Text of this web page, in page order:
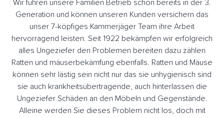
Wir führen unsere Familien Betrieb schon bereits in der 3.
Generation und können unseren Kunden versichern das
unser 7-köpfiges Kammerjäger Team ihre Arbeit
hervorragend leisten. Seit 1922 bekämpfen wir erfolgreich
alles Ungeziefer den Problemen bereiten dazu zählen
Ratten und mäuserbekämfung ebenfalls. Ratten und Mäuse
können sehr lästig sein nicht nur das sie unhygienisch sind
sie auch krankheitsübertragende, auch hinterlassen die
Ungeziefer Schäden an den Möbeln und Gegenstände.
Alleine werden Sie dieses Problem nicht los, doch mit